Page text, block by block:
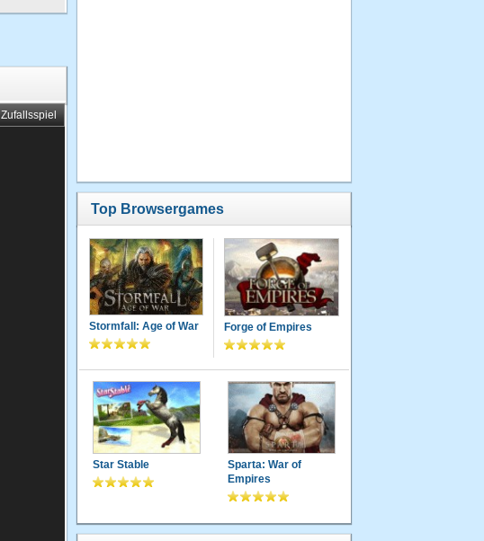
Zufallsspiel
Top Browsergames
Stormfall: Age of War Forge of Empires
Star Stable
Sparta: War of
Empires